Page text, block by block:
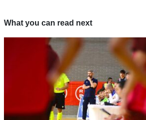
What you can read next